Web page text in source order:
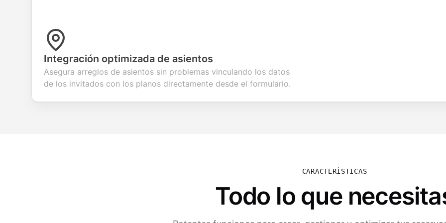
Integración optimizada de asientos
Asegura arreglos de asientos sin problemas vinculando los datos
de los invitados con los planos directamente desde el formulario.
CARACTERÍSTICAS
Todo lo que